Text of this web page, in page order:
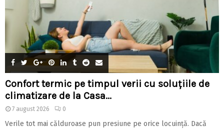
Confort termic pe timpul verii cu soluțiile de
climatizare de la Casa...
7 august 2026 0
Verile tot mai călduroase pun presiune pe orice locuință. Dacă